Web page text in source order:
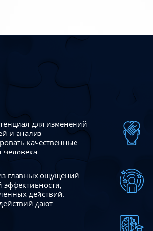
для изменений
и анализ
качественные
главных ощущений
эффективности,
действий.
дают